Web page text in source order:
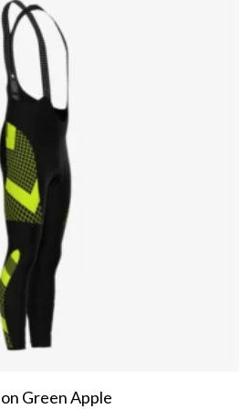
Green Apple